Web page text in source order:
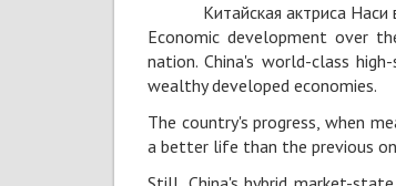
Китайская актриса
Economic development over
nation. China's world-class
wealthy developed economies.
The country's progress, when
a better life than the previous